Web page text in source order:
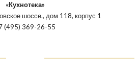
«Кухнотека»
шоссе., дом 118, корпус 1
(495) 369-26-55